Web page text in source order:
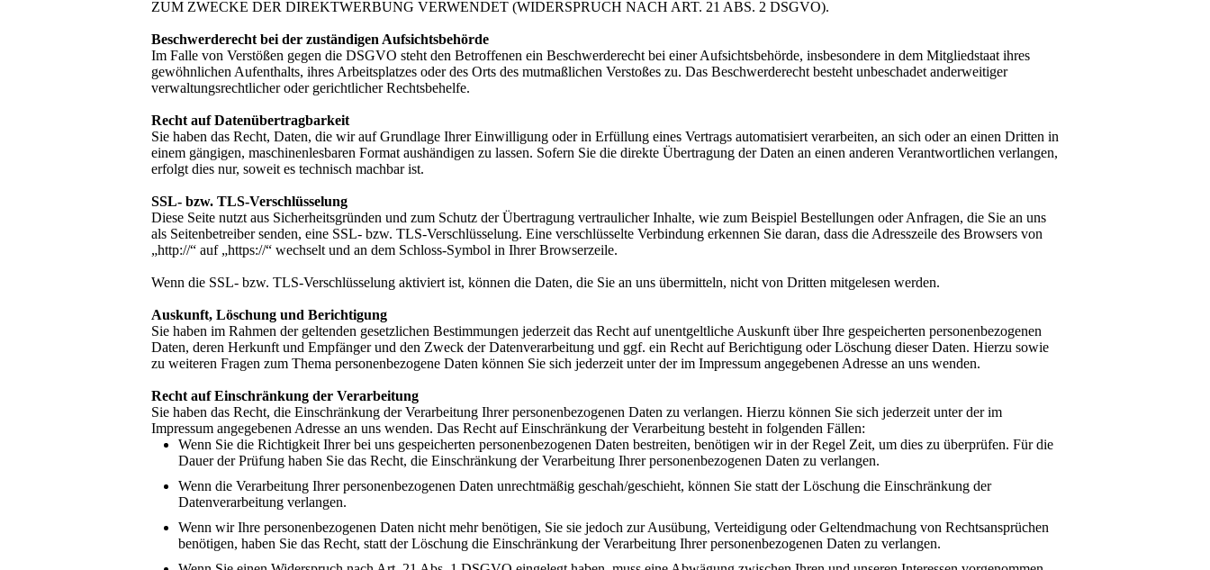
ZUM ZWECKE DER DIREKTWERBUNG VERWENDET (WIDERSPRUCH NACH ART. 21 ABS. 2 DSGVO).
Beschwerderecht bei der zuständigen Aufsichtsbehörde
Im Falle von Verstößen gegen die DSGVO steht den Betroffenen ein Beschwerderecht bei einer Aufsichtsbehörde, insbesondere in dem Mitgliedstaat ihres
gewöhnlichen Aufenthalts, ihres Arbeitsplatzes oder des Orts des mutmaßlichen Verstoßes zu. Das Beschwerderecht besteht unbeschadet anderweitiger
verwaltungsrechtlicher oder gerichtlicher Rechtsbehelfe.
Recht auf Datenübertragbarkeit
Sie haben das Recht, Daten, die wir auf Grundlage Ihrer Einwilligung oder in Erfüllung eines Vertrags automatisiert verarbeiten, an sich oder an einen Dritten in
einem gängigen, maschinenlesbaren Format aushändigen zu lassen. Sofern Sie die direkte Übertragung der Daten an einen anderen Verantwortlichen verlangen,
erfolgt dies nur, soweit es technisch machbar ist.
SSL- bzw. TLS-Verschlüsselung
Diese Seite nutzt aus Sicherheitsgründen und zum Schutz der Übertragung vertraulicher Inhalte, wie zum Beispiel Bestellungen oder Anfragen, die Sie an uns
als Seitenbetreiber senden, eine SSL- bzw. TLS-Verschlüsselung. Eine verschlüsselte Verbindung erkennen Sie daran, dass die Adresszeile des Browsers von
„http://“ auf „https://“ wechselt und an dem Schloss-Symbol in Ihrer Browserzeile.
Wenn die SSL- bzw. TLS-Verschlüsselung aktiviert ist, können die Daten, die Sie an uns übermitteln, nicht von Dritten mitgelesen werden.
Auskunft, Löschung und Berichtigung
Sie haben im Rahmen der geltenden gesetzlichen Bestimmungen jederzeit das Recht auf unentgeltliche Auskunft über Ihre gespeicherten personenbezogenen
Daten, deren Herkunft und Empfänger und den Zweck der Datenverarbeitung und ggf. ein Recht auf Berichtigung oder Löschung dieser Daten. Hierzu sowie
zu weiteren Fragen zum Thema personenbezogene Daten können Sie sich jederzeit unter der im Impressum angegebenen Adresse an uns wenden.
Recht auf Einschränkung der Verarbeitung
Sie haben das Recht, die Einschränkung der Verarbeitung Ihrer personenbezogenen Daten zu verlangen. Hierzu können Sie sich jederzeit unter der im
Impressum angegebenen Adresse an uns wenden. Das Recht auf Einschränkung der Verarbeitung besteht in folgenden Fällen:
Wenn Sie die Richtigkeit Ihrer bei uns gespeicherten personenbezogenen Daten bestreiten, benötigen wir in der Regel Zeit, um dies zu überprüfen. Für die
Dauer der Prüfung haben Sie das Recht, die Einschränkung der Verarbeitung Ihrer personenbezogenen Daten zu verlangen.
Wenn die Verarbeitung Ihrer personenbezogenen Daten unrechtmäßig geschah/geschieht, können Sie statt der Löschung die Einschränkung der
Datenverarbeitung verlangen.
Wenn wir Ihre personenbezogenen Daten nicht mehr benötigen, Sie sie jedoch zur Ausübung, Verteidigung oder Geltendmachung von Rechtsansprüchen
benötigen, haben Sie das Recht, statt der Löschung die Einschränkung der Verarbeitung Ihrer personenbezogenen Daten zu verlangen.